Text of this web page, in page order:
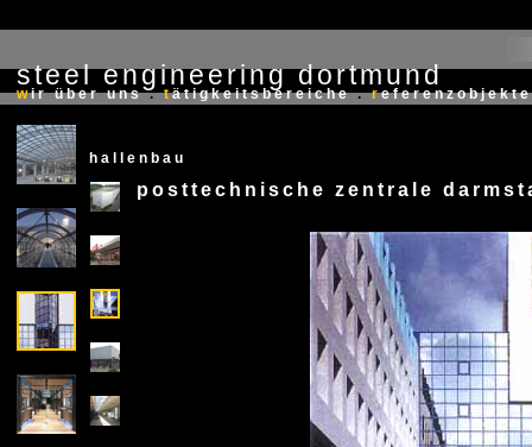
steel engineering dortmund
wir über uns . tätigkeitsbereiche . referenzobjekte
hallenbau
X
posttechnische zentrale